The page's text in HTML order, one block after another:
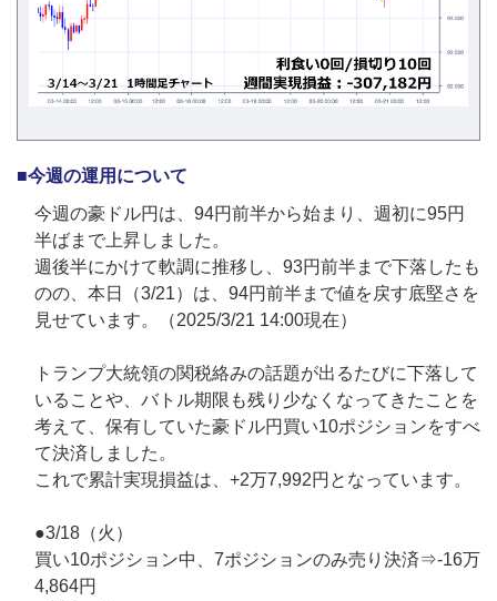
■今週の運用について
今週の豪ドル円は、94円前半から始まり、週初に95円
半ばまで上昇しました。
週後半にかけて軟調に推移し、93円前半まで下落したも
のの、本日（3/21）は、94円前半まで値を戻す底堅さを
見せています。（2025/3/21 14:00現在）
トランプ大統領の関税絡みの話題が出るたびに下落して
いることや、バトル期限も残り少なくなってきたことを
考えて、保有していた豪ドル円買い10ポジションをすべ
て決済しました。
これで累計実現損益は、+2万7,992円となっています。
●3/18（火）
買い10ポジション中、7ポジションのみ売り決済⇒-16万
4,864円